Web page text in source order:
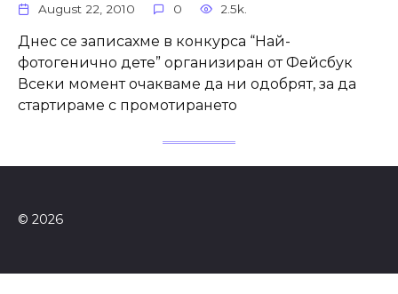
August 22, 2010 0 2.5k.
Днес се записахме в конкурса “Най-
фотогенично дете” организиран от Фейсбук
Всеки момент очакваме да ни одобрят, за да
стартираме с промотирането
© 2026